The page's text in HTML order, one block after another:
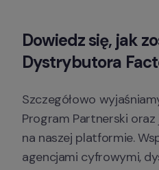
Dowiedz się, jak
Dystrybutora
Szczegółowo
Program Partnerski
na naszej platformie.
agencjami cyfrowymi,